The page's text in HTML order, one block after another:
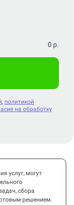
0 р.
, политикой
на обработку
услуг, могут
сбора
решением.